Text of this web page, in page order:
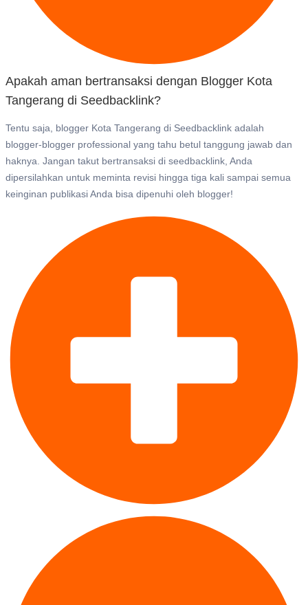
Apakah aman bertransaksi dengan Blogger Kota
Tangerang di Seedbacklink?
Tentu saja, blogger Kota Tangerang di Seedbacklink adalah
blogger-blogger professional yang tahu betul tanggung jawab dan
haknya. Jangan takut bertransaksi di seedbacklink, Anda
dipersilahkan untuk meminta revisi hingga tiga kali sampai semua
keinginan publikasi Anda bisa dipenuhi oleh blogger!